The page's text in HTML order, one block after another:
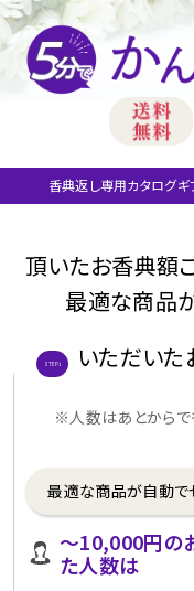
香典返し専用カタログギ
頂いたお香典額
最適な商品
STEP1
いただいた
※人数はあとからで
最適な商品が自動で
～10,000円の
た人数は